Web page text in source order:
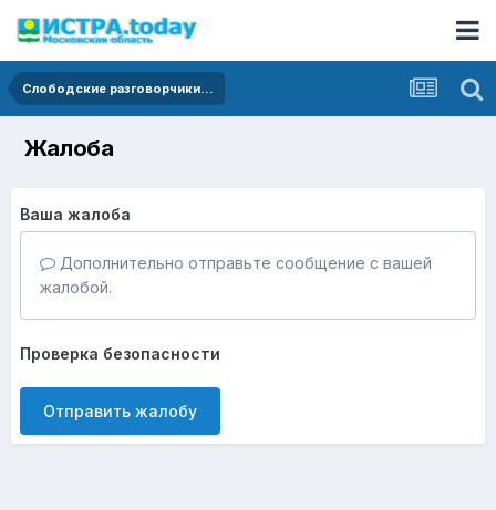
Слободские разговорчики...
Жалоба
Ваша жалоба
Дополнительно отправьте сообщение с вашей
жалобой.
Проверка безопасности
Отправить жалобу